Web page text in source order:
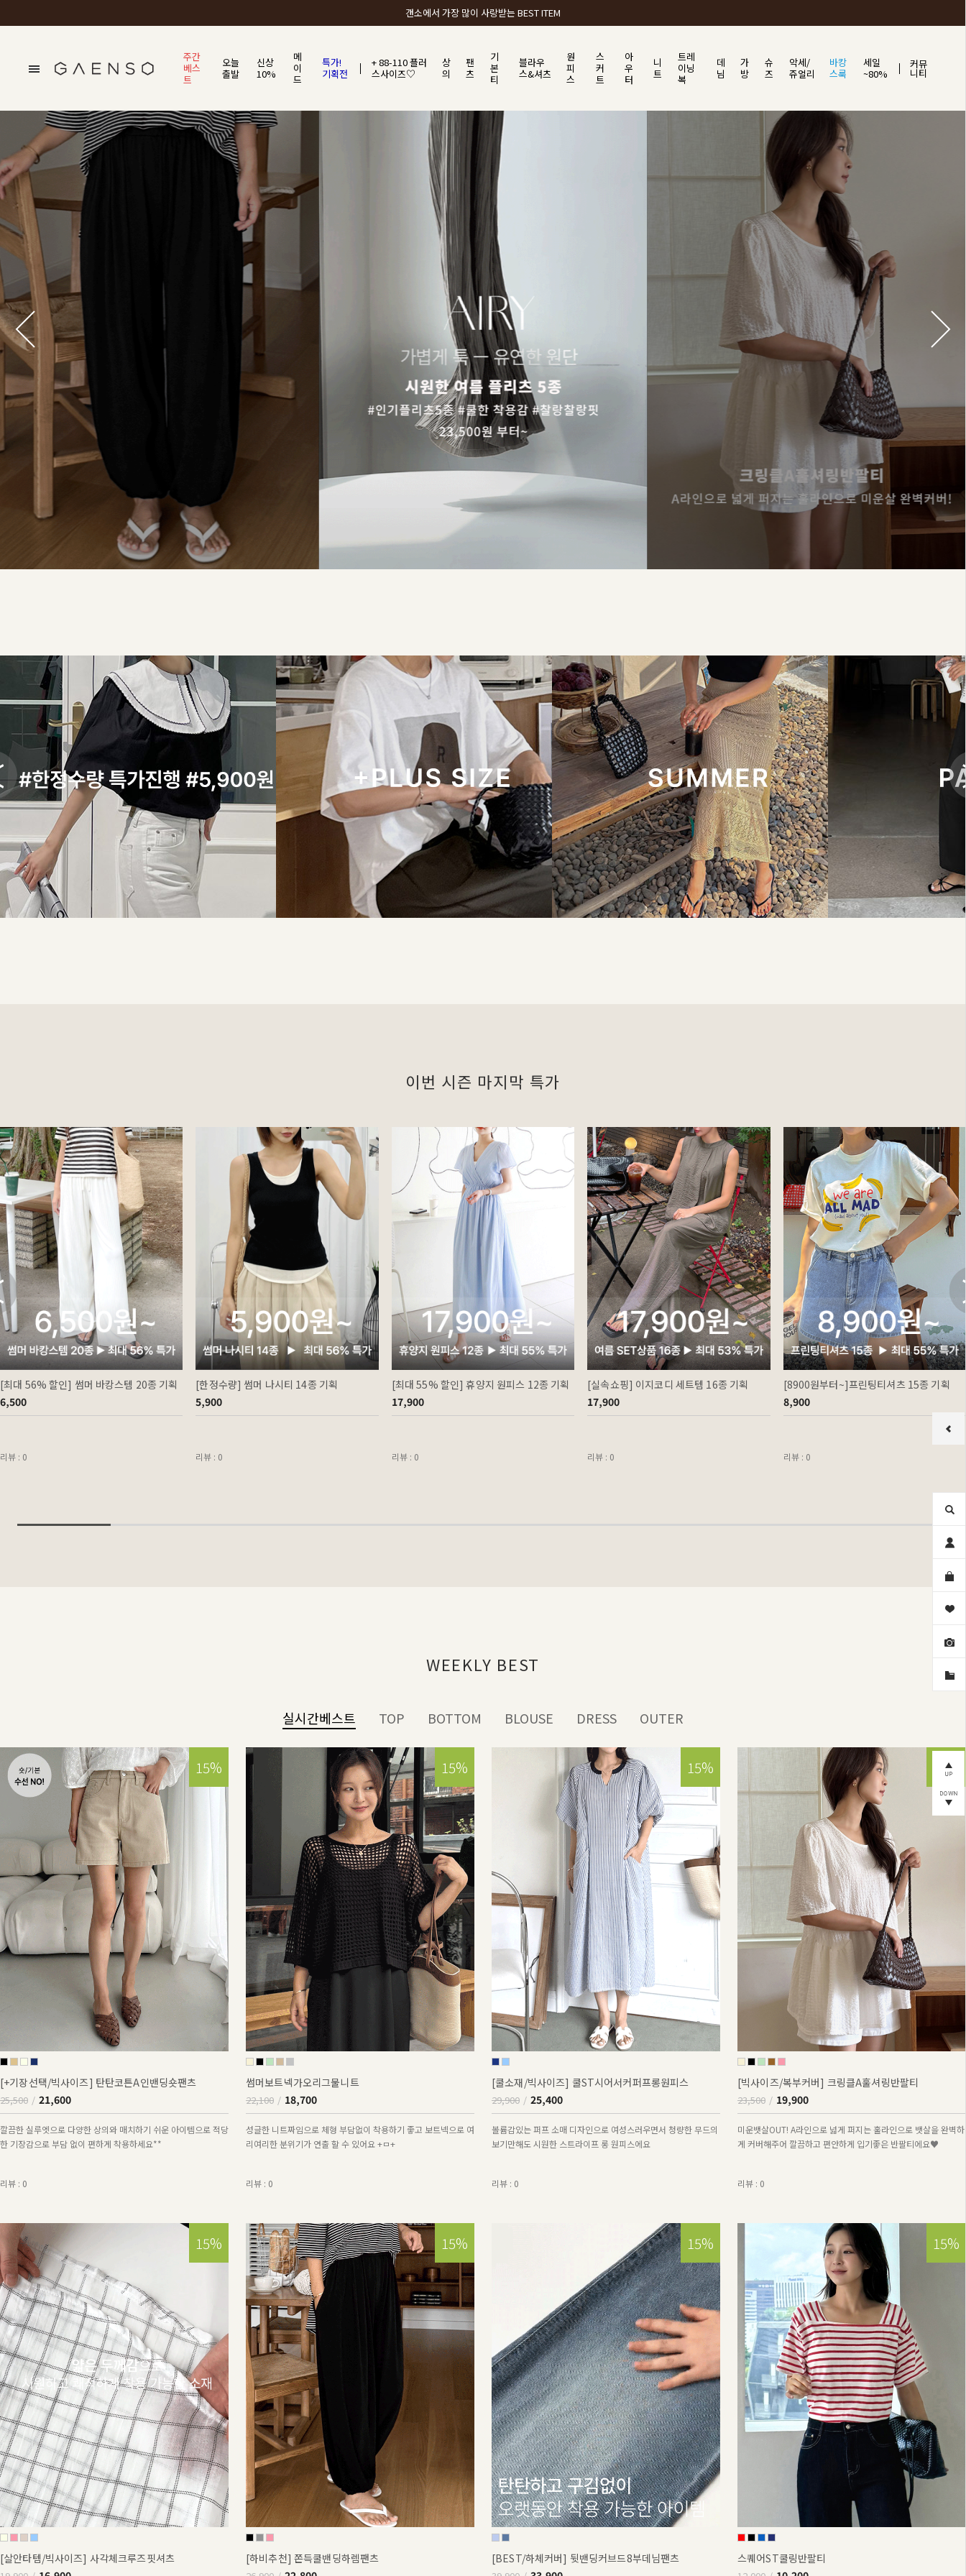
갠소에서 가장 많이 사랑받는 BEST ITEM
주간
베스
트
오늘
출발
신상
10%
메
이
드
특가!
기획전
+ 88-110 플러
스사이즈♡
상
의
팬
츠
기
본
티
블라우
스&셔츠
원
피
스
스
커
트
아
우
터
니
트
트레
이닝
복
데
님
가
방
슈
즈
악세/
쥬얼리
바캉
스룩
세일
~80%
커뮤
니티
이번 시즌 마지막 특가
[최대 56% 할인] 썸머 바캉스템 20종 기획
6,500
리뷰 : 0
[한정수량] 썸머 나시티 14종 기획
5,900
리뷰 : 0
[최대 55% 할인] 휴양지 원피스 12종 기획
17,900
리뷰 : 0
[실속쇼핑] 이지코디 세트템 16종 기획
17,900
리뷰 : 0
[8900원부터~]프린팅티셔츠 15종 기획
8,900
리뷰 : 0
WEEKLY BEST
실시간베스트 TOP BOTTOM BLOUSE DRESS OUTER
15%
[+기장선택/빅사이즈] 탄탄코튼A인밴딩숏팬츠
25,500 21,600
깔끔한 실루엣으로 다양한 상의와 매치하기 쉬운 아이템으로 적당
한 기장감으로 부담 없이 편하게 착용하세요**
리뷰 : 0
15%
썸머보트넥가오리그물니트
22,100 18,700
성글한 니트짜임으로 체형 부담없이 착용하기 좋고 보트넥으로 여
리여리한 분위기가 연출 할 수 있어요 +ㅁ+
리뷰 : 0
15%
[쿨소재/빅사이즈] 쿨ST시어서커퍼프롱원피스
29,900 25,400
볼륨감있는 퍼프 소매 디자인으로 여성스러우면서 청량한 무드의
보기만해도 시원한 스트라이프 롱 원피스에요
리뷰 : 0
15%
[빅사이즈/복부커버] 크링클A훌셔링반팔티
23,500 19,900
미운뱃살OUT! A라인으로 넓게 퍼지는 훌라인으로 뱃살을 완벽하
게 커버해주어 깔끔하고 편안하게 입기좋은 반팔티에요♥
리뷰 : 0
15%
[살안타템/빅사이즈] 사각체크루즈핏셔츠
15%
[하비추천] 쫀득쿨밴딩하렘팬츠
15%
[BEST/하체커버] 뒷밴딩커브드8부데님팬츠
15%
스퀘어ST쿨링반팔티